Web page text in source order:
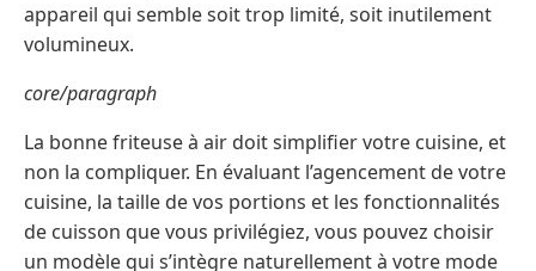
appareil qui semble soit trop limité, soit inutilement
volumineux.
core/paragraph
La bonne friteuse à air doit simplifier votre cuisine, et
non la compliquer. En évaluant l’agencement de votre
cuisine, la taille de vos portions et les fonctionnalités
de cuisson que vous privilégiez, vous pouvez choisir
un modèle qui s’intègre naturellement à votre mode